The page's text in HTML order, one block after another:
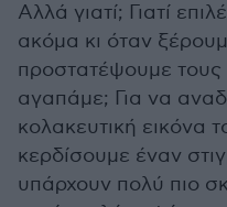
Αλλά γιατί; Γιατί
ακόμα κι όταν
προστατέψουμε
αγαπάμε; Για να
κολακευτική εικόνα
κερδίσουμε έναν
υπάρχουν πολύ πιο